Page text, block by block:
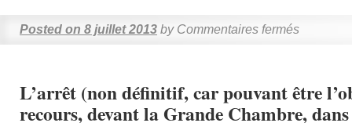
Posted on 8 juillet 2013 by Commentaires fermés
L’arrêt (non définitif, car pouvant être
recours, devant la Grande Chambre,